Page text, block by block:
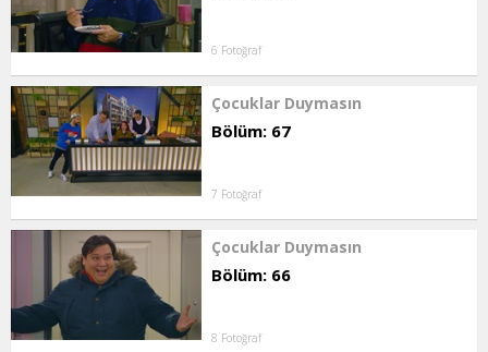
6 Fotoğraf
Çocuklar Duymasın
Bölüm: 67
7 Fotoğraf
Çocuklar Duymasın
Bölüm: 66
8 Fotoğraf